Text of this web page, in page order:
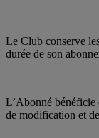
Le Club conserve
durée de son
L’Abonné bénéficie
de modification et